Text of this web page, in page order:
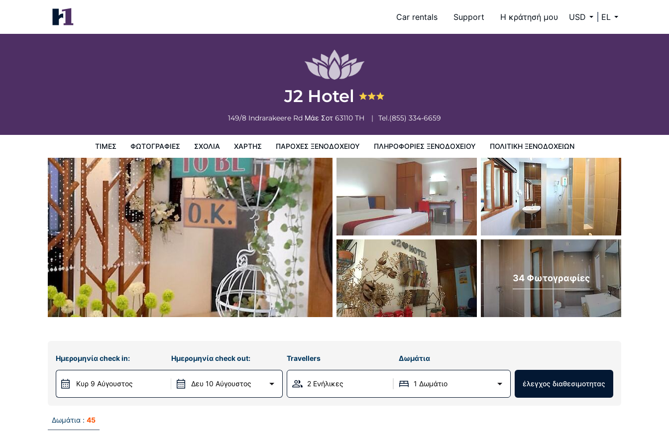
Car rentals Support Η κράτησή μου USD EL
J2 Hotel
149/8 Indrarakeere Rd Μάε Σοτ 63110 TH Tel.(855) 334-6659
ΤΙΜΈΣ ΦΩΤΟΓΡΑΦΊΕΣ ΣΧΌΛΙΑ ΧΆΡΤΗΣ ΠΑΡΟΧΕΣ ΞΕΝΟΔΟΧΕΙΟΥ ΠΛΗΡΟΦΟΡΊΕΣ ΞΕΝΟΔΟΧΕΊΟΥ ΠΟΛΙΤΙΚΗ ΞΕΝΟΔΟΧΕΊΩΝ
J2 Hotel
Τιμές Πολιτικη ξενοδοχείων
34 Φωτογραφίες
Ημερομηνία check in:
Κυρ 9 Αύγουστος
Ημερομηνία check out:
Δευ 10 Αύγουστος
Travellers Δωμάτια
2 Ενήλικες 1 Δωμάτιο έλεγχος διαθεσιμοτητας
Δωμάτια : 45